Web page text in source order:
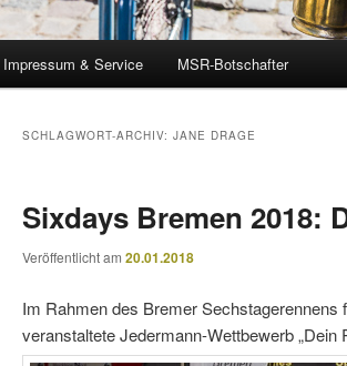
Impressum & Service MSR-Botschafter
SCHLAGWORT-ARCHIV: JANE DRAGE
Sixdays Bremen 2018:
Veröffentlicht am 20.01.2018
Im Rahmen des Bremer Sechstagerennens
veranstaltete Jedermann-Wettbewerb „Dein